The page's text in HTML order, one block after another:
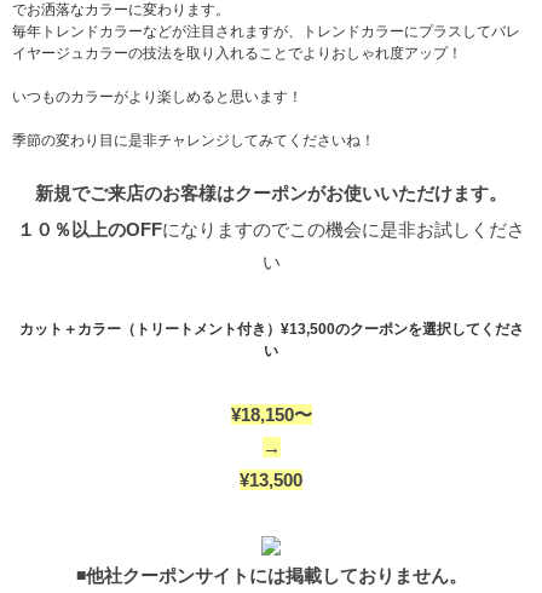
でお洒落なカラーに変わります。
毎年トレンドカラーなどが注目されますが、トレンドカラーにプラスしてバレ
イヤージュカラーの技法を取り入れることでよりおしゃれ度アップ！
いつものカラーがより楽しめると思います！
季節の変わり目に是非チャレンジしてみてくださいね！
新規でご来店のお客様はクーポンがお使いいただけます。
１０％以上のOFFになりますのでこの機会に是非お試しくださ
い
カット＋カラー（トリートメント付き）¥13,500のクーポンを選択してくださ
い
¥18,150〜
→
¥13,500
◾️他社クーポンサイトには掲載しておりません。